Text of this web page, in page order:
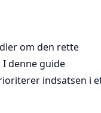
om den rette
denne guide
indsatsen i